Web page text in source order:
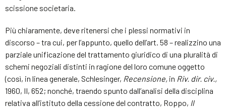
scissione societaria.
Più chiaramente, deve ritenersi che i plessi normativi in
discorso – tra cui, per l’appunto, quello dell’art. 58 – realizzino una
parziale unificazione del trattamento giuridico di una pluralità di
schemi negoziali distinti in ragione del loro comune oggetto
(così, in linea generale, Schlesinger, Recensione, in Riv. dir. civ.,
1960, II, 652; nonché, traendo spunto dall’analisi della disciplina
relativa all’istituto della cessione del contratto, Roppo, Il